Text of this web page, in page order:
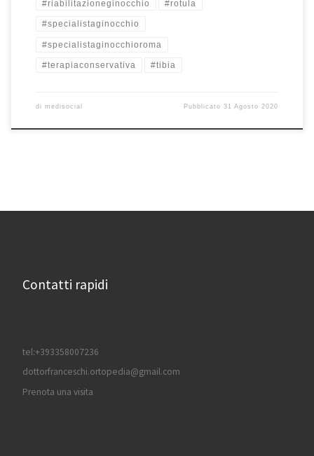
#riabilitazioneginocchio #rotula
#specialistaginocchio
#specialistaginocchioroma
#terapiaconservativa #tibia
di medisocial Pubblicato31 Agosto 2020
Contatti rapidi
tel:+393358007236
dottorfranceschi.ortopedia@gmail.com
Prenota una visita